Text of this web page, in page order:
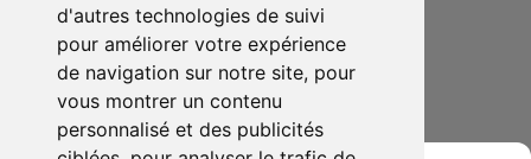
d'autres technologies de suivi
pour améliorer votre expérience
de navigation sur notre site, pour
vous montrer un contenu
personnalisé et des publicités
50.00 € 2
Gunnm
Ajouter au lot